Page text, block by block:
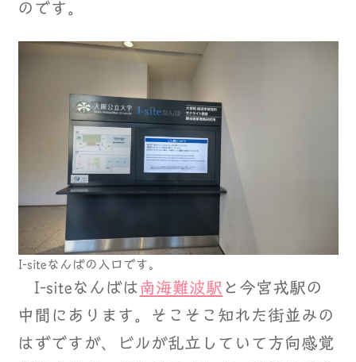
のです。
I-siteなんばの入口です。
I-siteなんばは 南海難波駅 と今宮戎駅の
中間にあります。そこそこ知れた街並みの
はずですが、ビルが乱立していて方向感覚